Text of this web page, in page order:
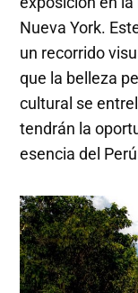
Nueva York.
un recorrido
que la belleza
cultural se
tendrán la
esencia del